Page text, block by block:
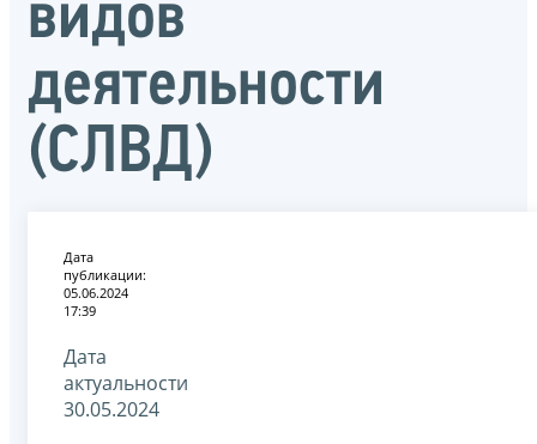
видов
деятельности
(СЛВД)
Дата
публикации:
05.06.2024
17:39
Дата
актуальности
30.05.2024